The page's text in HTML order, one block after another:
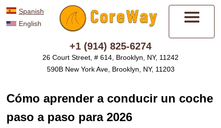
Spanish
English
+1 (914) 825-6274
26 Court Street, # 614, Brooklyn, NY, 11242
590B New York Ave, Brooklyn, NY, 11203
Cómo aprender a conducir un coche
paso a paso para 2026